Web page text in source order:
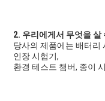
2. 우리에게서 무엇을 살
당사의 제품에는 배터리
인장 시험기,
환경 테스트 챔버, 종이